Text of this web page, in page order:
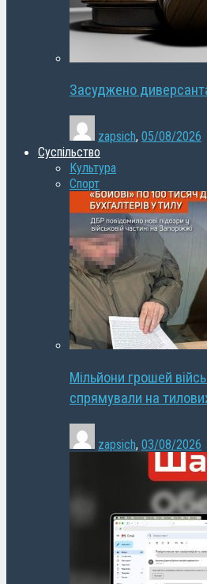
Засуджено
zapsich, 05/08/2026
Суспільство
Культура
Спорт
Мільйони грошей
спрямували на
zapsich, 03/08/2026